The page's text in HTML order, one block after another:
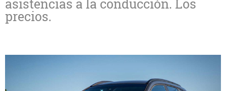
asistencias a la conducción. Los
precios.